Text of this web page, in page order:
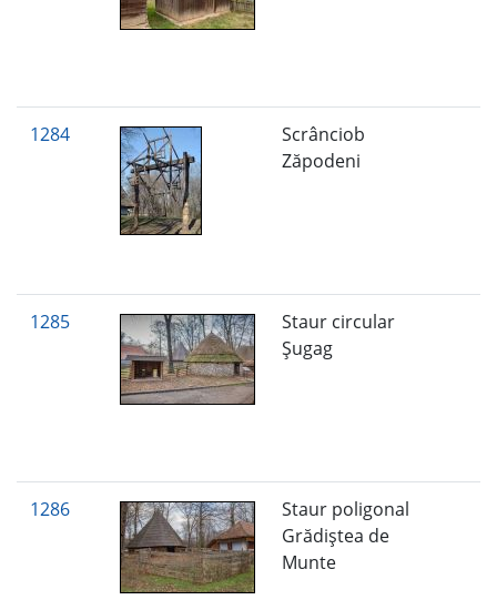
1284
Scrânciob
Zăpodeni
1285
Staur circular
Şugag
1286
Staur poligonal
Grădiştea de
Munte